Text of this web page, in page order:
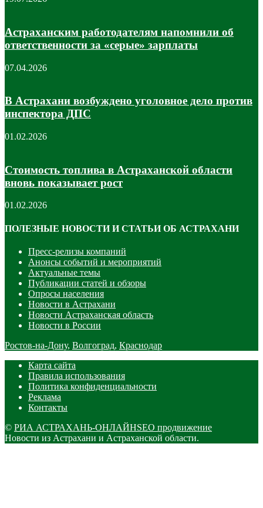
Астраханским работодателям напомнили об
ответственности за «серые» зарплаты
07.04.2026
В Астрахани возбуждено уголовное дело против
инспектора ДПС
01.02.2026
Стоимость топлива в Астраханской области
вновь показывает рост
01.02.2026
ПОЛЕЗНЫЕ НОВОСТИ И СТАТЬИ ОБ АСТРАХАНИ
Пресс-релизы компаний
Анонсы событий и мероприятий
Актуальные темы
Публикации статей и обзоры
Опросы населения
Новости в Астрахани
Новости Астраханская область
Новости в России
Ростов-на-Дону, Волгоград, Краснодар
Карта сайта
Правила использования
Политика конфиденциальности
Реклама
Контакты
© РИА АСТРАХАНЬ-ОНЛАЙНSEO продвижение
Новости из Астрахани и Астраханской области.